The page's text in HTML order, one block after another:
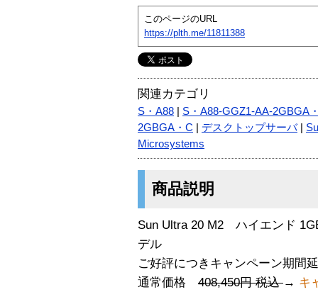
このページのURL
https://plth.me/11811388
関連カテゴリ
S・A88
S・A88-GGZ1-AA-2GBGA
2GBGA・C
デスクトップサーバ|
Microsystems
商品説明
Sun Ultra 20 M2 ハイエンド
デル
ご好評につきキャンペーン期
通常価格 408,450円 税込→ キ